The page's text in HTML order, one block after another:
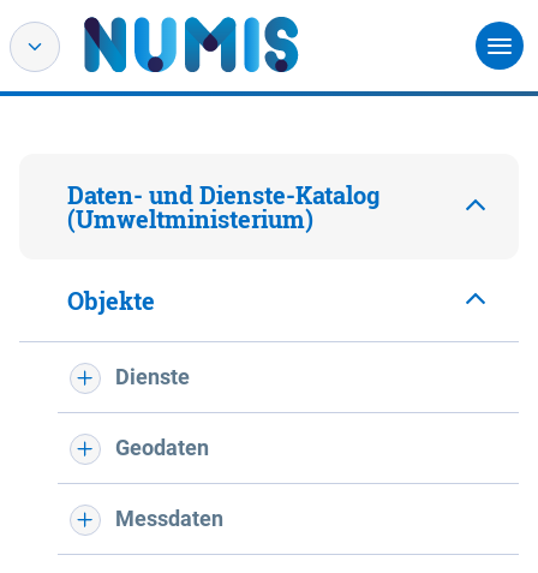
Daten- und Dienste-Katalog
(Umweltministerium)
Objekte
Dienste
Geodaten
Messdaten